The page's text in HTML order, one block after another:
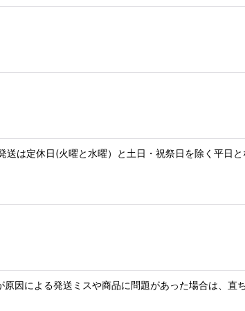
は定休日(火曜と水曜）と土日・祝祭日を除く平日と
因による発送ミスや商品に問題があった場合は、